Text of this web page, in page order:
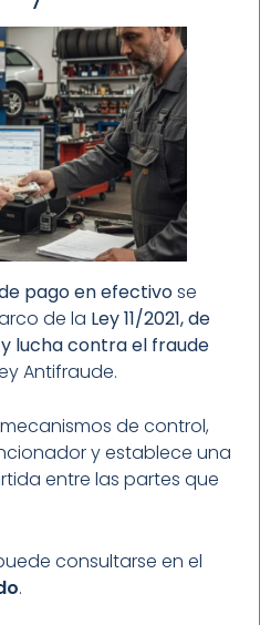
pago en efectivose
de la Ley 11/2021, de
lucha contra el fraude
Antifraude.
de control,
y establece una
entre las partes que
consultarse en el
.